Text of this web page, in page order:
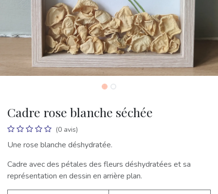
Cadre rose blanche séchée
(0 avis)
Une rose blanche déshydratée.
Cadre avec des pétales des fleurs déshydratées et sa
représentation en dessin en arrière plan.